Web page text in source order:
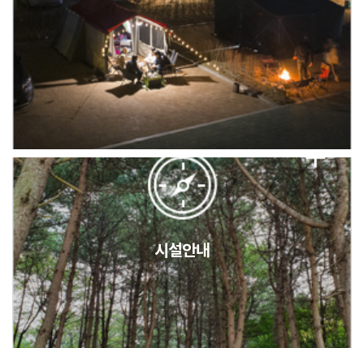
[6/1]전산시스템 점검 및 안정화에 따른 서비스 이용 제한 안내
시설안내